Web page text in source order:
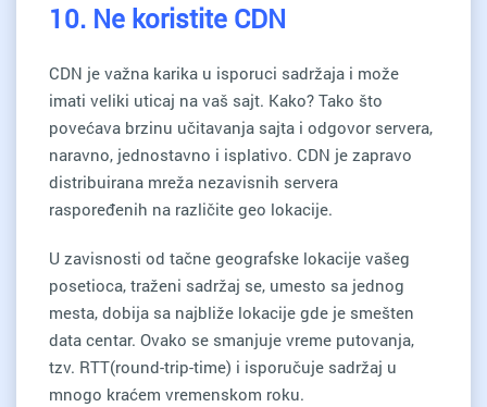
10. Ne koristite CDN
CDN je važna karika u isporuci sadržaja i može
imati veliki uticaj na vaš sajt. Kako? Tako što
povećava brzinu učitavanja sajta i odgovor servera,
naravno, jednostavno i isplativo. CDN je zapravo
distribuirana mreža nezavisnih servera
raspoređenih na različite geo lokacije.
U zavisnosti od tačne geografske lokacije vašeg
posetioca, traženi sadržaj se, umesto sa jednog
mesta, dobija sa najbliže lokacije gde je smešten
data centar. Ovako se smanjuje vreme putovanja,
tzv. RTT(round-trip-time) i isporučuje sadržaj u
mnogo kraćem vremenskom roku.